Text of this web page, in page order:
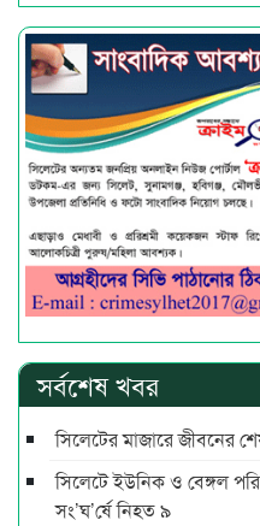
সর্বশেষ খবর
সিলেটের মাজারে জীবনের
সিলেটে ইউনিক ও বেঙ্গল
সং’ঘ’র্ষে নিহত ৯